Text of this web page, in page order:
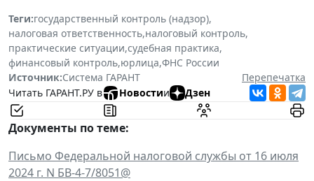
Теги:государственный контроль (надзор),
налоговая ответственность,налоговый контроль,
практические ситуации,судебная практика,
финансовый контроль,юрлица,ФНС России
Источник:Система ГАРАНТ
Перепечатка
Читать ГАРАНТ.РУ в
Новостии Дзен
Документы по теме:
Письмо Федеральной налоговой службы от 16 июля
2024 г. N БВ-4-7/8051@